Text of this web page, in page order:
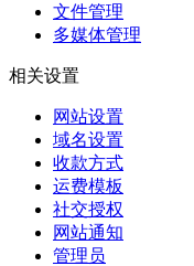
文件管理
多媒体管理
相关设置
网站设置
域名设置
收款方式
运费模板
社交授权
网站通知
管理员